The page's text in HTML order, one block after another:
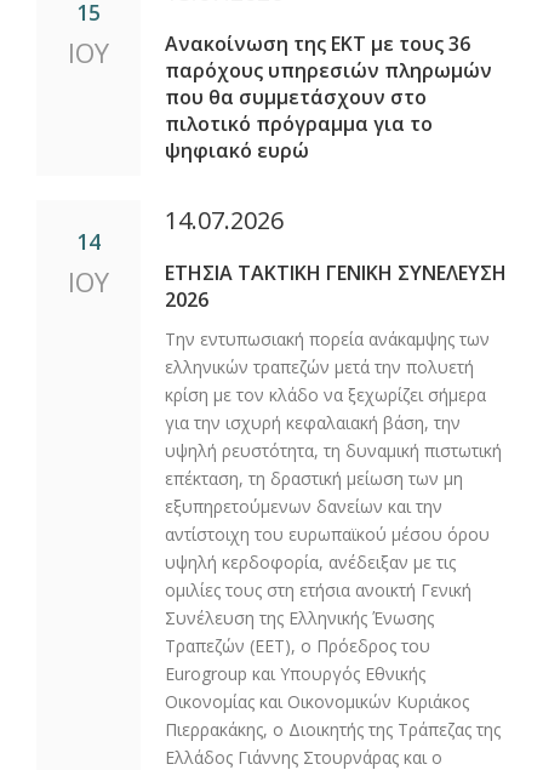
15
ΙΟΥ
Ανακοίνωση της ΕΚΤ με τους 36
παρόχους υπηρεσιών πληρωμών
που θα συμμετάσχουν στο
πιλοτικό πρόγραμμα για το
ψηφιακό ευρώ
14
ΙΟΥ
14.07.2026
ΕΤΗΣΙΑ ΤΑΚΤΙΚΗ ΓΕΝΙΚΗ ΣΥΝΕΛΕΥΣΗ
2026
Την εντυπωσιακή πορεία ανάκαμψης των
ελληνικών τραπεζών μετά την πολυετή
κρίση με τον κλάδο να ξεχωρίζει σήμερα
για την ισχυρή κεφαλαιακή βάση, την
υψηλή ρευστότητα, τη δυναμική πιστωτική
επέκταση, τη δραστική μείωση των μη
εξυπηρετούμενων δανείων και την
αντίστοιχη του ευρωπαϊκού μέσου όρου
υψηλή κερδοφορία, ανέδειξαν με τις
ομιλίες τους στη ετήσια ανοικτή Γενική
Συνέλευση της Ελληνικής Ένωσης
Τραπεζών (ΕΕΤ), ο Πρόεδρος του
Eurogroup και Υπουργός Εθνικής
Οικονομίας και Οικονομικών Κυριάκος
Πιερρακάκης, ο Διοικητής της Τράπεζας της
Ελλάδος Γιάννης Στουρνάρας και ο